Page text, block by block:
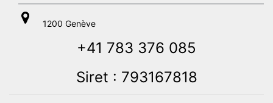
1200 Genève
+41 783 376 085
Siret : 793167818